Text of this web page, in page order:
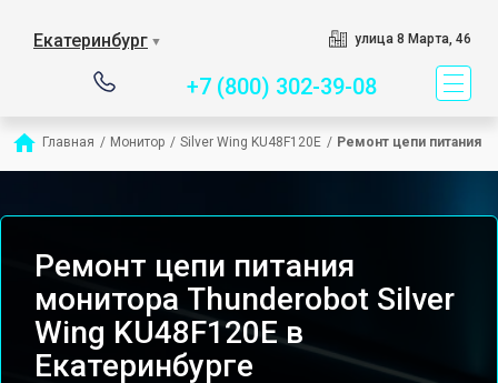
Екатеринбург ▼ улица 8 Марта, 46
+7 (800) 302-39-08
Главная / Монитор / Silver Wing KU48F120E / Ремонт цепи питания
Ремонт цепи питания
монитора Thunderobot Silver
Wing KU48F120E в
Екатеринбурге